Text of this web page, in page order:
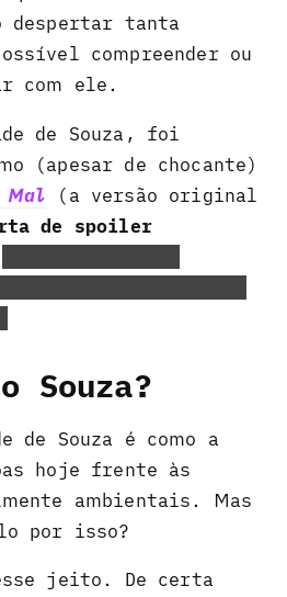
despertar tanta
compreender ou
com ele.
de Souza, foi
(apesar de chocante)
Mal (a versão original
de spoiler
Souza?
Souza é como a
hoje frente às
ambientais. Mas
lo por isso?
jeito. De certa